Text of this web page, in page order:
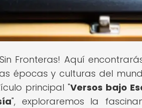
Fronteras! Aquí
épocas y culturas del
principal "Versos bajo
", exploraremos la